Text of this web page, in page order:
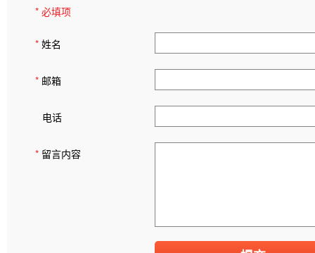
* 必填项
* 姓名
* 邮箱
电话
* 留言内容